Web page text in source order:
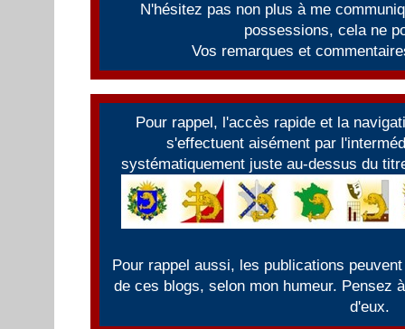
N'hésitez pas non plus à me
possessions, cela ne
Vos remarques et
Pour rappel, l'accès rapide et la
s'effectuent aisément par
systématiquement juste au-dessus du
Pour rappel aussi, les publications
de ces blogs, selon mon humeur. Pensez
d'eux.